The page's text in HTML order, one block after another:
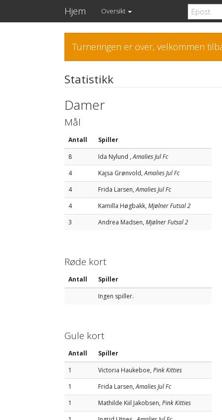
Hjem Oversikt
Turneringen er over, velkommen
Statistikk
Damer
Mål
Antall
Spiller
8
Ida Nylund ,Amalies Jul Fc
4
Kajsa Grønvold,Amalies Jul Fc
4
Frida Larsen,Amalies Jul Fc
4
Kamilla Høgbakk, Mjølner Futsal 2
3
Andrea Madsen, Mjølner Futsal 2
Røde kort
Antall
Spiller
Ingen spiller.
Gule kort
Antall
Spiller
1
Victoria Haukeboe, Pink Kitties
1
Frida Larsen,Amalies Jul Fc
1
Mathilde Kiil Jakobsen, Pink Kitties